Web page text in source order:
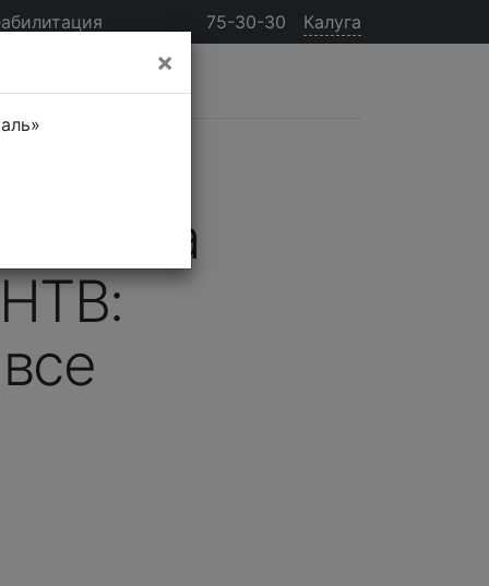
75-30-30 Калуга
×